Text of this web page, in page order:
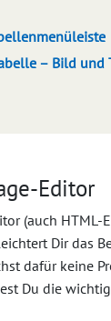
– Bild und
Editor
(auch HTML-
Dir das
dafür keine
Du die